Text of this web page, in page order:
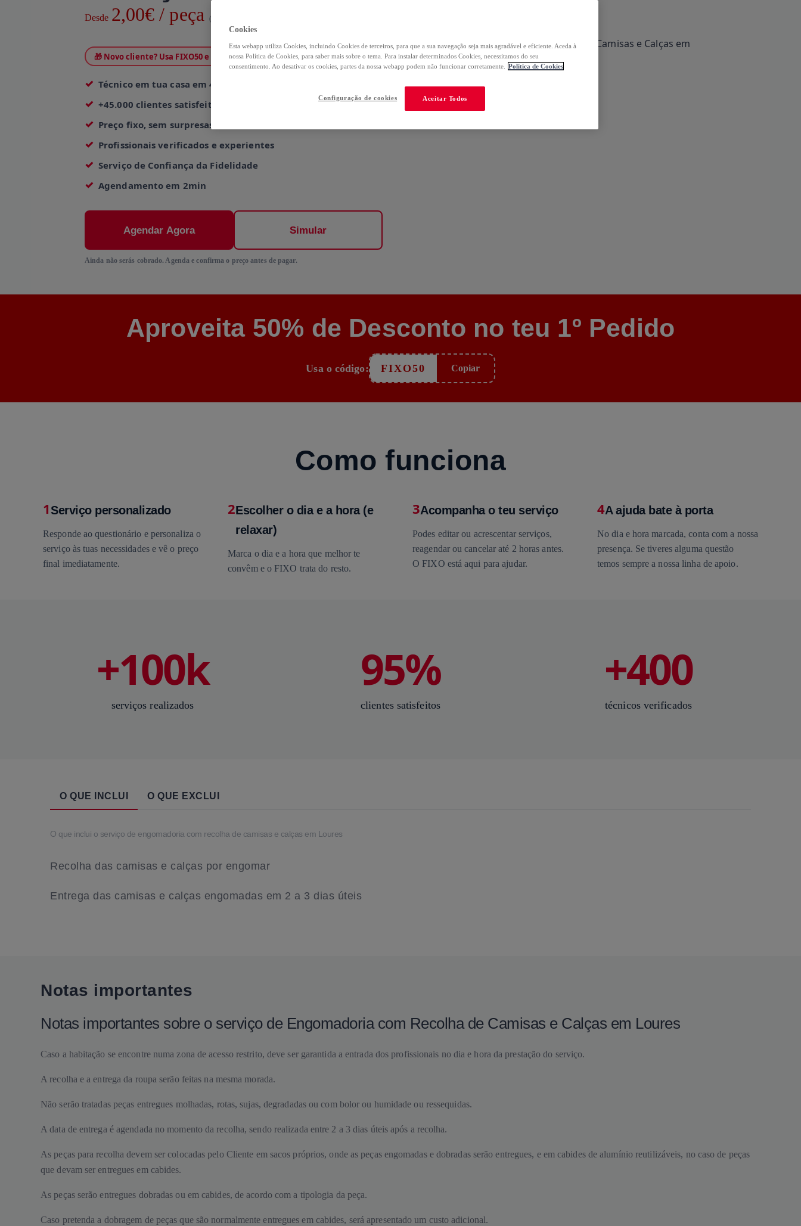
Desde 2,00€ / peça (IVA Incluído)
🎁 Novo cliente? Usa FIXO50 e paga só 1,00€ no 1º pedido
Técnico em tua casa em 4h
+45.000 clientes satisfeitos
Preço fixo, sem surpresas
Profissionais verificados e experientes
Serviço de Confiança da Fidelidade
Agendamento em 2min
Agendar Agora Simular
Ainda não serás cobrado. Agenda e confirma o preço antes de pagar.
Aproveita 50% de Desconto no teu 1º Pedido
Usa o código: FIXO50 Copiar
Como funciona
1Serviço personalizado
Responde ao questionário e personaliza o
serviço às tuas necessidades e vê o preço
final imediatamente.
2Escolher o dia e a hora (e
relaxar)
Marca o dia e a hora que melhor te
convêm e o FIXO trata do resto.
3Acompanha o teu serviço
Podes editar ou acrescentar serviços,
reagendar ou cancelar até 2 horas antes.
O FIXO está aqui para ajudar.
4A ajuda bate à porta
No dia e hora marcada, conta com a nossa
presença. Se tiveres alguma questão
temos sempre a nossa linha de apoio.
+100k
serviços realizados
95%
clientes satisfeitos
+400
técnicos verificados
O QUE INCLUI O QUE EXCLUI
O que inclui o serviço de engomadoria com recolha de camisas e calças em Loures
Recolha das camisas e calças por engomar
Entrega das camisas e calças engomadas em 2 a 3 dias úteis
Notas importantes
Notas importantes sobre o serviço de Engomadoria com Recolha de Camisas e Calças em Loures
Caso a habitação se encontre numa zona de acesso restrito, deve ser garantida a entrada dos profissionais no dia e hora da prestação do serviço.
A recolha e a entrega da roupa serão feitas na mesma morada.
Não serão tratadas peças entregues molhadas, rotas, sujas, degradadas ou com bolor ou humidade ou ressequidas.
A data de entrega é agendada no momento da recolha, sendo realizada entre 2 a 3 dias úteis após a recolha.
As peças para recolha devem ser colocadas pelo Cliente em sacos próprios, onde as peças engomadas e dobradas serão entregues, e em cabides de alumínio reutilizáveis, no caso de peças
que devam ser entregues em cabides.
As peças serão entregues dobradas ou em cabides, de acordo com a tipologia da peça.
Caso pretenda a dobragem de peças que são normalmente entregues em cabides, será apresentado um custo adicional.
Cookies
Esta webapp utiliza Cookies, incluindo Cookies de terceiros, para que a sua navegação seja mais agradável e eficiente. Aceda à
nossa Política de Cookies, para saber mais sobre o tema. Para instalar determinados Cookies, necessitamos do seu
consentimento. Ao desativar os cookies, partes da nossa webapp podem não funcionar corretamente.
Política de Cookies
Aceitar Todos
Configuração de cookies